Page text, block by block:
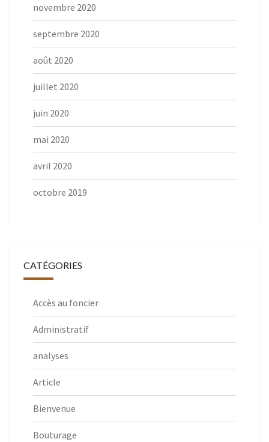
novembre 2020
septembre 2020
août 2020
juillet 2020
juin 2020
mai 2020
avril 2020
octobre 2019
CATÉGORIES
Accès au foncier
Administratif
analyses
Article
Bienvenue
Bouturage